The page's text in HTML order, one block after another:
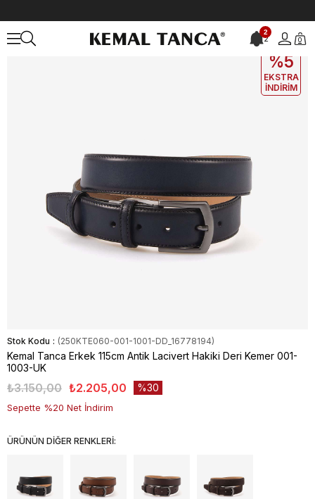
2
2 0
EKLE5
%5
EKSTRA
İNDİRİM
Stok Kodu (250KTE060-001-1001-DD_16778194)
Kemal Tanca Erkek 115cm Antik Lacivert Hakiki Deri Kemer 001-
1003-UK
₺3.150,00 ₺2.205,00 30
Sepette %20 Net İndirim
ÜRÜNÜN DİĞER RENKLERİ: